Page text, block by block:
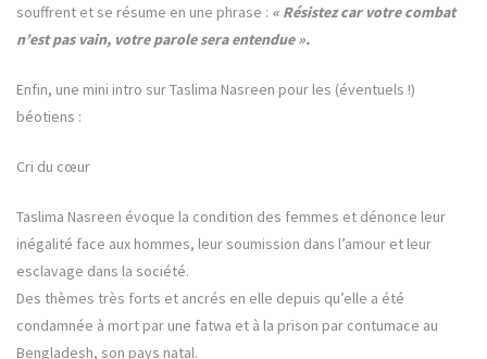
souffrent et se résume en une phrase : « Résistez car votre combat
n’est pas vain, votre parole sera entendue ».
Enfin, une mini intro sur Taslima Nasreen pour les (éventuels !)
béotiens :
Cri du cœur
Taslima Nasreen évoque la condition des femmes et dénonce leur
inégalité face aux hommes, leur soumission dans l’amour et leur
esclavage dans la société.
Des thèmes très forts et ancrés en elle depuis qu’elle a été
condamnée à mort par une fatwa et à la prison par contumace au
Bengladesh, son pays natal.